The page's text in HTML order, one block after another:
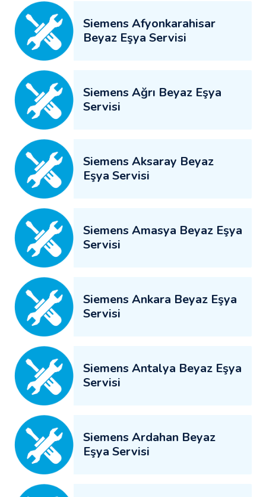
Siemens Afyonkarahisar
Beyaz Eşya Servisi
Siemens Ağrı Beyaz Eşya
Servisi
Siemens Aksaray Beyaz
Eşya Servisi
Siemens Amasya Beyaz Eşya
Servisi
Siemens Ankara Beyaz Eşya
Servisi
Siemens Antalya Beyaz Eşya
Servisi
Siemens Ardahan Beyaz
Eşya Servisi